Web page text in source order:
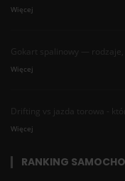
Więcej
Gokart spalinowy —
Więcej
Drifting vs jazda torowa -
Więcej
RANKING